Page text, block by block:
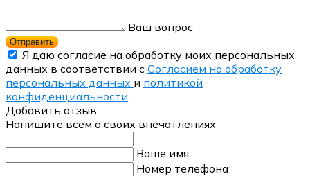
Ваш вопрос
Отправить
Я даю согласие на обработку моих персональных
данных в соответствии с Согласием на обработку
персональных данных и политикой
конфиденциальности
Добавить отзыв
Напишите всем о своих впечатлениях
Ваше имя
Номер телефона